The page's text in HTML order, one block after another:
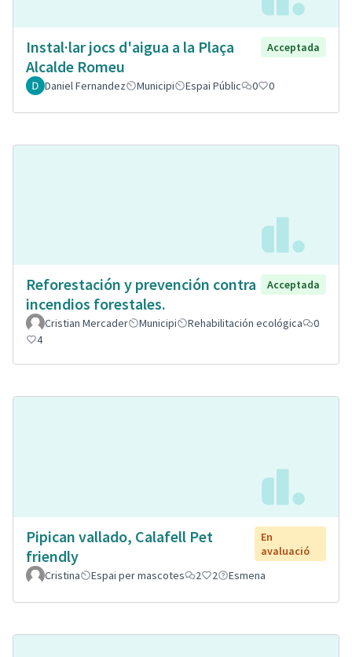
Instal·lar jocs d'aigua a la Plaça
Alcalde Romeu
Acceptada
Daniel Fernandez Municipi Espai Públic 0 0
Reforestación y prevención contra
incendios forestales.
Acceptada
Cristian Mercader Municipi Rehabilitación ecológica
0
4
Pipican vallado, Calafell Pet
friendly
En
avaluació
Cristina
Espai per mascotes 2 2 Esmena